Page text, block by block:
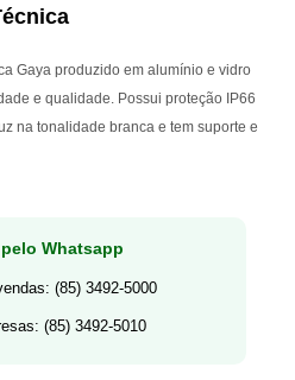
Gaya produzido em alumínio e vidro
e qualidade. Possui proteção IP66
na tonalidade branca e tem suporte e
Whatsapp
(85) 3492-5000
(85) 3492-5010